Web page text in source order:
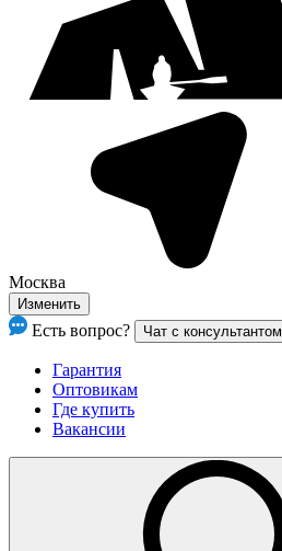
Москва
Изменить
Есть вопрос? Чат с консультантом
Гарантия
Оптовикам
Где купить
Вакансии